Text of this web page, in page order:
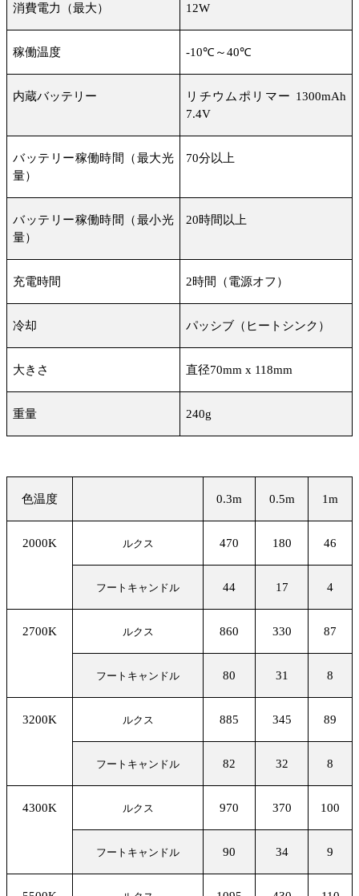
消費電力（最大） 12W
稼働温度 -10℃～40℃
内蔵バッテリー リチウムポリマー 1300mAh
7.4V
バッテリー稼働時間（最大光
量）
70分以上
バッテリー稼働時間（最小光
量）
20時間以上
充電時間 2時間（電源オフ）
冷却 パッシブ（ヒートシンク）
大きさ 直径70mm x 118mm
重量 240g
色温度 0.3m 0.5m 1m
2000K ルクス 470 180 46
フートキャンドル 44 17 4
2700K ルクス 860 330 87
フートキャンドル 80 31 8
3200K ルクス 885 345 89
フートキャンドル 82 32 8
4300K ルクス 970 370 100
フートキャンドル 90 34 9